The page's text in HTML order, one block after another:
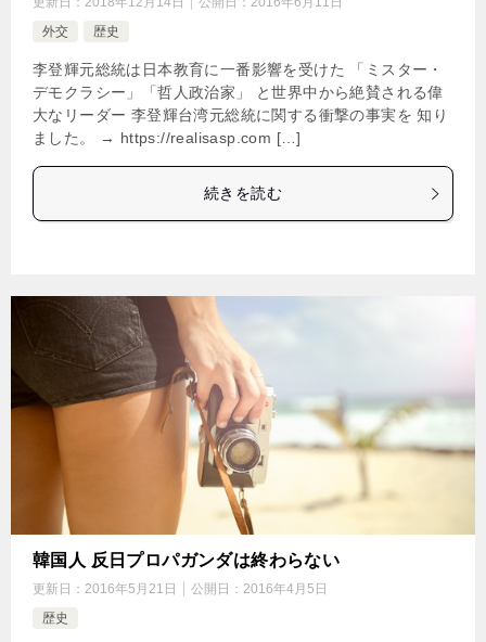
外交
歴史
李登輝元総統は日本教育に一番影響を受けた 「ミスター・
デモクラシー」「哲人政治家」 と世界中から絶賛される偉
大なリーダー 李登輝台湾元総統に関する衝撃の事実を 知り
ました。 → https://realisasp.com […]
続きを読む
韓国人 反日プロパガンダは終わらない
更新日： 2016年5月21日 公開日： 2016年4月5日
歴史